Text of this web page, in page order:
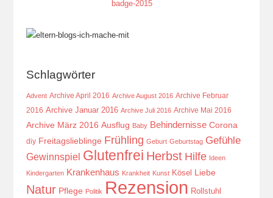
Schlagwörter
Advent Archive April 2016 Archive August 2016 Archive Februar
2016 Archive Januar 2016 Archive Juli 2016 Archive Mai 2016
Archive März 2016 Ausflug Baby Behindernisse Corona
diy Freitagslieblinge Frühling Geburt Geburtstag Gefühle
Gewinnspiel Glutenfrei Herbst Hilfe Ideen
Kindergarten Krankenhaus Krankheit Kunst Kösel Liebe
Natur Pflege Politik Rezension Rollstuhl